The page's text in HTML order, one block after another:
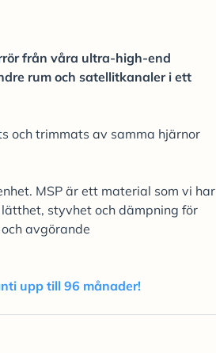
från våra ultra-high-end
rum och satellitkanaler i ett
och trimmats av samma hjärnor
MSP är ett material som vi har
styvhet och dämpning för
avgörande
upp till 96 månader!